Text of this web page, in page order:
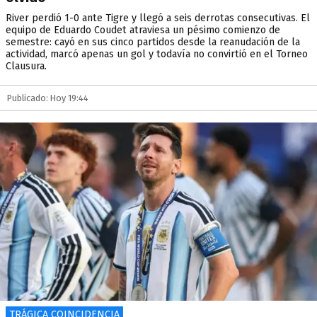
River perdió 1-0 ante Tigre y llegó a seis derrotas consecutivas. El
equipo de Eduardo Coudet atraviesa un pésimo comienzo de
semestre: cayó en sus cinco partidos desde la reanudación de la
actividad, marcó apenas un gol y todavía no convirtió en el Torneo
Clausura.
Publicado: Hoy 19:44
TRÁGICA COINCIDENCIA